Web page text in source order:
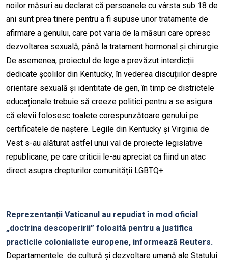
noilor măsuri au declarat că persoanele cu vârsta sub 18 de
ani sunt prea tinere pentru a fi supuse unor tratamente de
afirmare a genului, care pot varia de la măsuri care opresc
dezvoltarea sexuală, până la tratament hormonal și chirurgie.
De asemenea, proiectul de lege a prevăzut interdicții
dedicate școlilor din Kentucky, în vederea discuțiilor despre
orientare sexuală și identitate de gen, în timp ce districtele
educaționale trebuie să creeze politici pentru a se asigura
că elevii folosesc toalete corespunzătoare genului pe
certificatele de naștere. Legile din Kentucky și Virginia de
Vest s-au alăturat astfel unui val de proiecte legislative
republicane, pe care criticii le-au apreciat ca fiind un atac
direct asupra drepturilor comunității LGBTQ+.
Reprezentanții Vaticanul au repudiat în mod oficial
„doctrina descoperirii” folosită pentru a justifica
practicile colonialiste europene, informează Reuters.
Departamentele de cultură și dezvoltare umană ale Statului